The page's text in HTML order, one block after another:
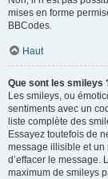
mises en forme
BBCodes.
Haut
Que sont les smileys
Les smileys, ou
sentiments avec un
liste complète des
Essayez toutefois de
message illisible et un
d’effacer le message.
maximum de smileys